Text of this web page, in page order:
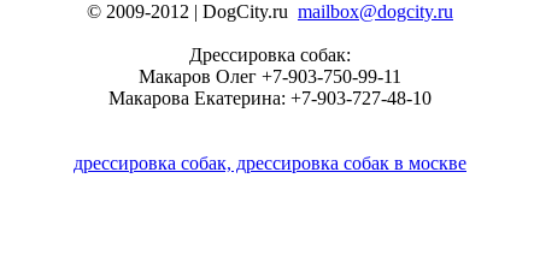
© 2009-2012 | DogCity.ru mailbox@dogcity.ru
Дрессировка собак:
Макаров Олег +7-903-750-99-11
Макарова Екатерина: +7-903-727-48-10
дрессировка собак, дрессировка собак в москве